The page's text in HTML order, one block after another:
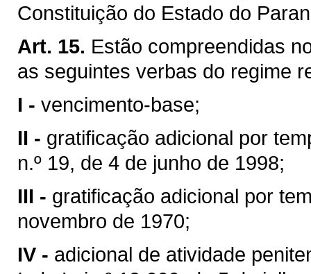
Constituição do Estado do
Art. 15. Estão compreendidas
as seguintes verbas do regime
I - vencimento-base;
II - gratificação adicional por
n.º 19, de 4 de junho de 1998;
III - gratificação adicional por
novembro de 1970;
IV - adicional de atividade